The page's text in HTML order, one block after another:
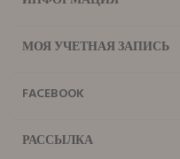
МОЯ УЧЕТНАЯ ЗАПИСЬ
FACEBOOK
РАССЫЛКА